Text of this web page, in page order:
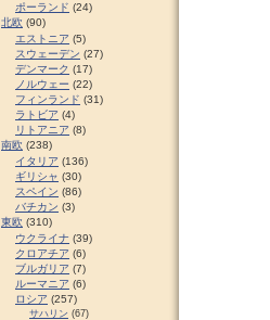
ポーランド (24)
北欧 (90)
エストニア (5)
スウェーデン (27)
デンマーク (17)
ノルウェー (22)
フィンランド (31)
ラトビア (4)
リトアニア (8)
南欧 (238)
イタリア (136)
ギリシャ (30)
スペイン (86)
バチカン (3)
東欧 (310)
ウクライナ (39)
クロアチア (6)
ブルガリア (7)
ルーマニア (6)
ロシア (257)
サハリン (67)